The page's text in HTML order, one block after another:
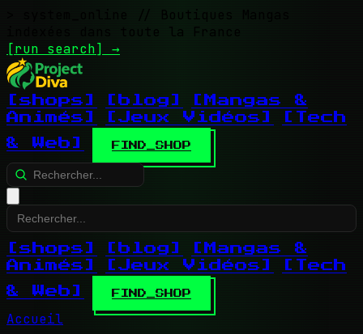
// Boutiques Mangas
indexées dans toute la France
[run search] →
[shops] [blog]
[Mangas &
Animés]
[Jeux Vidéos]
[Tech
& Web]
FIND_SHOP
[shops] [blog]
[Mangas &
Animés]
[Jeux Vidéos]
[Tech
& Web]
FIND_SHOP
Accueil